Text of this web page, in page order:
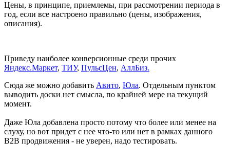
Цены, в принципе, приемлемы, при рассмотрении периода в
год, если все настроено правильно (цены, изображения,
описания).
Приведу наиболее конверсионные среди прочих
Яндекс.Маркет, ТИУ, ПульсЦен, АллБиз.
Сюда же можно добавить Авито, Юла. Отдельным пунктом
выводить доски нет смысла, по крайней мере на текущий
момент.
Даже Юла добавлена просто потому что более или менее на
слуху, но вот придет с нее что-то или нет в рамках данного
B2B продвижения - не уверен, надо тестировать.